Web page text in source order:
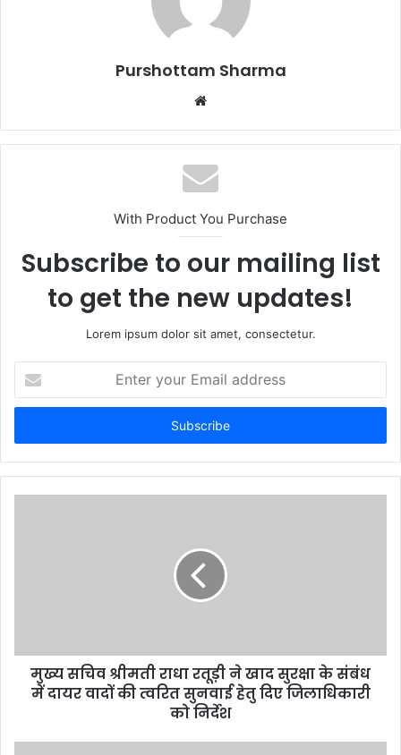
l
Purshottam Sharma
b
s
i
e
With Product You Purchase
Subscribe to our mailing list
to get the new updates!
Lorem ipsum dolor sit amet, consectetur.
t
r
y
d
s
मुख्य सचिव श्रीमती राधा रतूड़ी ने खाद सुरक्षा के संबंध
में दायर वादों की त्वरित सुनवाई हेतु दिए जिलाधिकारी
को निर्देश